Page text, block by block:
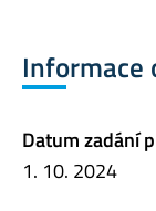
Informace
Datum zadání
1. 10. 2024